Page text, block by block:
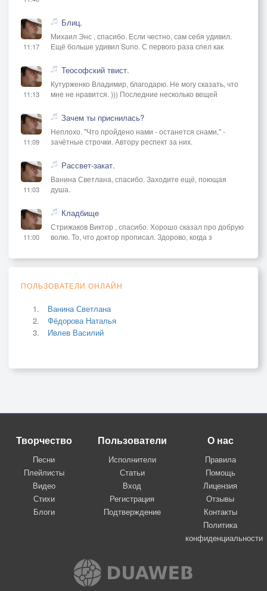
11:17
Блиц.
Михаил Энс , спасибо. Если честно, сам себя удивил.
Ещё больше удивил Suno. С первого раза спел как
11:13
Теософский твист.
Кутурженко Владимир, благодарю. Не могу сказать, что
мне не нравится. ))) Последние несколько вещей
11:09
Зачем ты приснилась?
Неплохо. "Что пройдено нами - останется снами," -
зачётные строчки. Автору респект за них.
11:03
Рассвет-закат.
Ванина Светлана, спасибо. Заходите ещё, поющая
душа.
11:00
Кладбище
Стрижаков Виктор , спасибо. Хорошо сказал про добрую
волю. То, что доктор прописал. Здорово, когда з
ПОЛЬЗОВАТЕЛИ ОНЛАЙН
Ванина Светлана
Фёдорова Наталья
Ивлев Василий
Творчество
Песни
Плейлисты
Видео
Стихи
Блоги
Пользователи
Исполнители
Статьи
Вход
Регистрация
Подтверждение
О нас
Правила
Помощь
Лицензия
Отзывы
Контакты
Политика
конфиденциальности